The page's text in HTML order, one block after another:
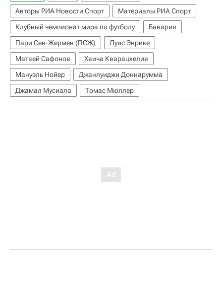
Авторы РИА Новости Спорт
Материалы РИА Спорт
Клубный чемпионат мира по футболу
Бавария
Пари Сен-Жермен (ПСЖ)
Луис Энрике
Матвей Сафонов
Хвича Кварацхелия
Мануэль Нойер
Джанлуиджи Доннарумма
Джамал Мусиала
Томас Мюллер